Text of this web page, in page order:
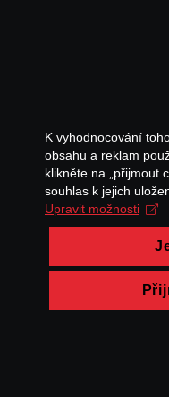
K vyhodnocování
obsahu a reklam
klikněte na „přijmout
souhlas k jejich
Upravit možnosti